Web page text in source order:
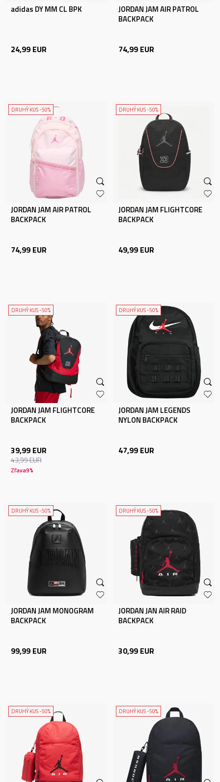
adidas DY MM CL BPK
24,99 EUR
JORDAN JAM AIR PATROL
BACKPACK
74,99 EUR
DRUHÝ KUS -50%
JORDAN JAM AIR PATROL
BACKPACK
74,99 EUR
DRUHÝ KUS -50%
JORDAN JAM FLIGHTCORE
BACKPACK
49,99 EUR
DRUHÝ KUS -50%
JORDAN JAM FLIGHTCORE
BACKPACK
39,99 EUR
43,99EUR
Zľava9%
DRUHÝ KUS -50%
JORDAN JAM LEGENDS
NYLON BACKPACK
47,99 EUR
DRUHÝ KUS -50%
JORDAN JAM MONOGRAM
BACKPACK
99,99 EUR
DRUHÝ KUS -50%
JORDAN JAN AIR RAID
BACKPACK
30,99 EUR
DRUHÝ KUS -50% DRUHÝ KUS -50%